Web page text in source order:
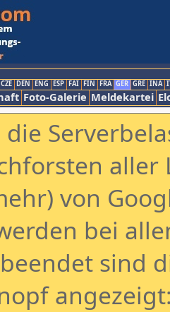
CZE DEN ENG ESP FAI FIN FRA GER GRE INA
Foto-Galerie Meldekartei
die
aller
von
bei
sind